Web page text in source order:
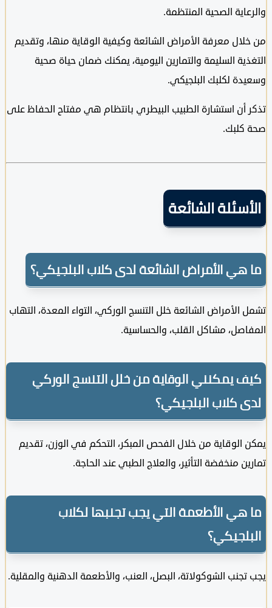
الصحية المنتظمة.
معرفة الأمراض الشائعة وكيفية الوقاية منها، وتقديم
السليمة والتمارين اليومية، يمكنك ضمان حياة صحية
لكلبك البلجيكي.
أن استشارة الطبيب البيطري بانتظام هي مفتاح الحفاظ على
الشائعة
الأمراض الشائعة لدى كلاب البلجيكي؟
الأمراض الشائعة خلل التنسج الوركي، التواء المعدة، التهاب
مشاكل القلب، والحساسية.
يمكنني الوقاية من خلل التنسج الوركي
كلاب البلجيكي؟
الوقاية من خلال الفحص المبكر، التحكم في الوزن، تقديم
منخفضة التأثير، والعلاج الطبي عند الحاجة.
الأطعمة التي يجب تجنبها لكلاب
الشوكولاتة، البصل، العنب، والأطعمة الدهنية والمقلية.